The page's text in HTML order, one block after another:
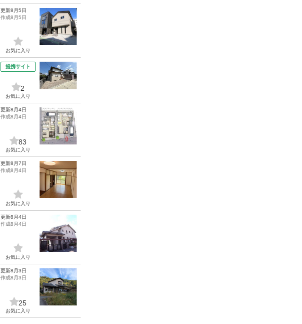
更新8月5日
作成8月5日
お気に入り
提携サイト
2
お気に入り
更新8月4日
作成8月4日
83
お気に入り
更新8月7日
作成8月4日
お気に入り
更新8月4日
作成8月4日
お気に入り
更新8月3日
作成8月3日
25
お気に入り